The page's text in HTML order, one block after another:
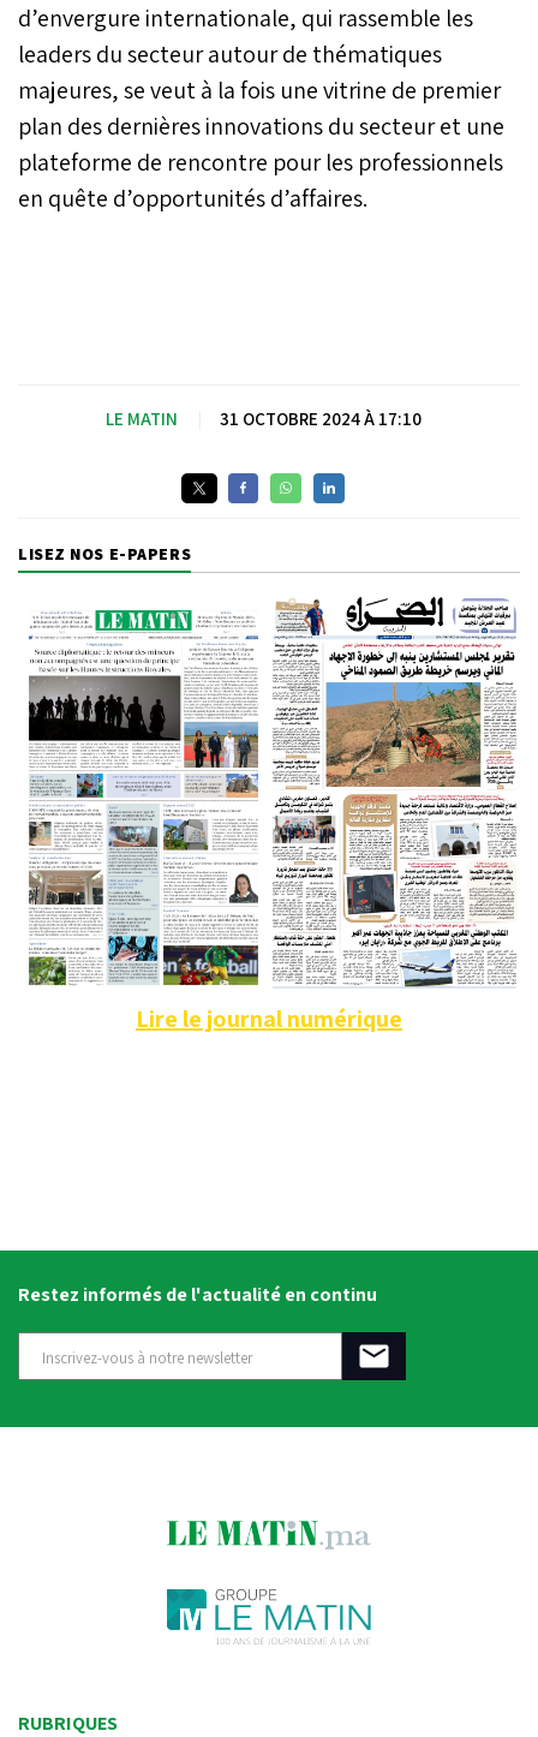
d’envergure internationale, qui rassemble les
leaders du secteur autour de thématiques
majeures, se veut à la fois une vitrine de premier
plan des dernières innovations du secteur et une
plateforme de rencontre pour les professionnels
en quête d’opportunités d’affaires.
LE MATIN 31 OCTOBRE 2024 À 17:10
LISEZ NOS E-PAPERS
Lire le journal numérique
Restez informés de l'actualité en continu
RUBRIQUES